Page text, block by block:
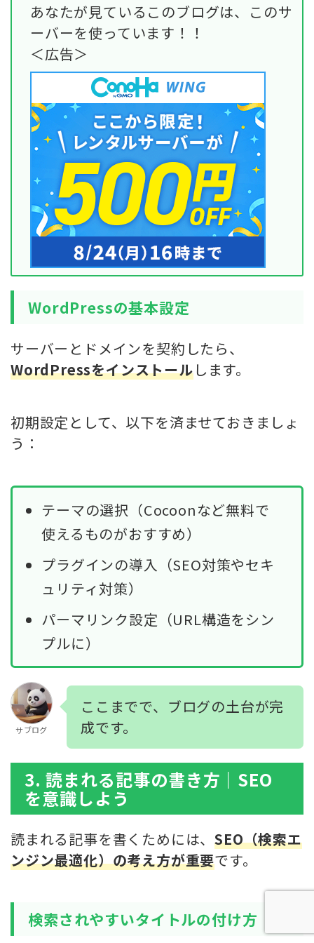
あなたが見ているこのブログは、このサ
ーバーを使っています！！
＜広告＞
WordPressの基本設定
サーバーとドメインを契約したら、
WordPressをインストールします。
初期設定として、以下を済ませておきましょ
う：
テーマの選択（Cocoonなど無料で
使えるものがおすすめ）
プラグインの導入（SEO対策やセキ
ュリティ対策）
パーマリンク設定（URL構造をシン
プルに）
サブログ
ここまでで、ブログの土台が完
成です。
3. 読まれる記事の書き方｜SEO
を意識しよう
読まれる記事を書くためには、SEO（検索エ
ンジン最適化）の考え方が重要です。
検索されやすいタイトルの付け方